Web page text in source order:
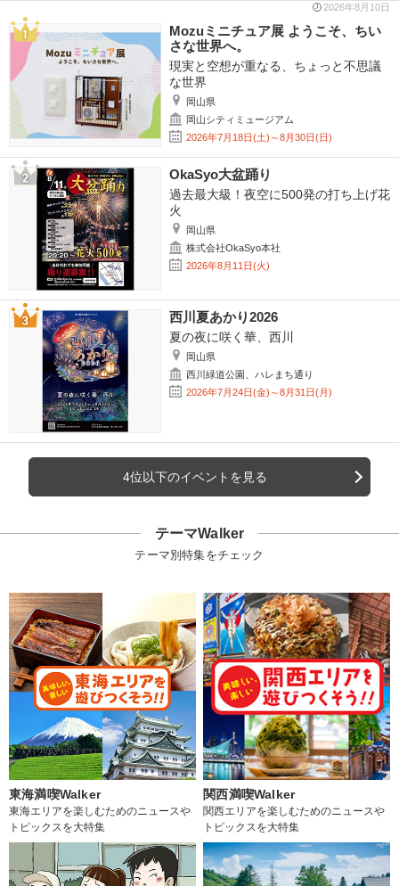
2026年8月10日
Mozuミニチュア展 ようこそ、ちい
さな世界へ。
現実と空想が重なる、ちょっと不思議
な世界
岡山県
岡山シティミュージアム
2026年7月18日(土)～8月30日(日)
OkaSyo大盆踊り
過去最大級！夜空に500発の打ち上げ花
火
岡山県
株式会社OkaSyo本社
2026年8月11日(火)
西川夏あかり2026
夏の夜に咲く華、西川
岡山県
西川緑道公園、ハレまち通り
2026年7月24日(金)～8月31日(月)
4位以下のイベントを見る
テーマWalker
テーマ別特集をチェック
東海満喫Walker
東海エリアを楽しむためのニュースや
トピックスを大特集
関西満喫Walker
関西エリアを楽しむためのニュースや
トピックスを大特集